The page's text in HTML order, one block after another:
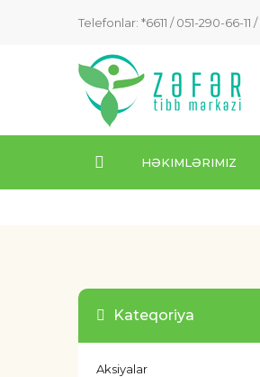
Telefonlar: *6611 /051-290-66-11 /
HƏKIMLƏRIMIZ
Kateqoriya
Aksiyalar